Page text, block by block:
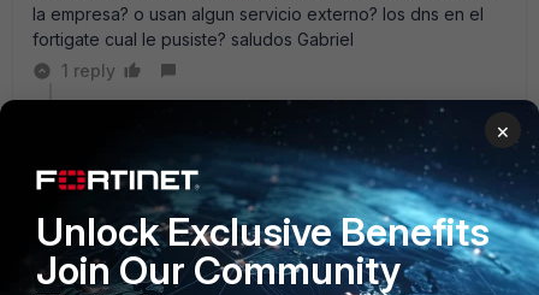
la empresa? o usan algun servicio externo? los dns en el
fortigate cual le pusiste? saludos Gabriel
1 reply
Forum|Forum|18 years ago
Hola gabyrossi , te comento que usuamos un servicio
de hosting externo y puse los dns locales en el
fortinet. saludos
×
Unlock Exclusive Benefits
Join Our Community